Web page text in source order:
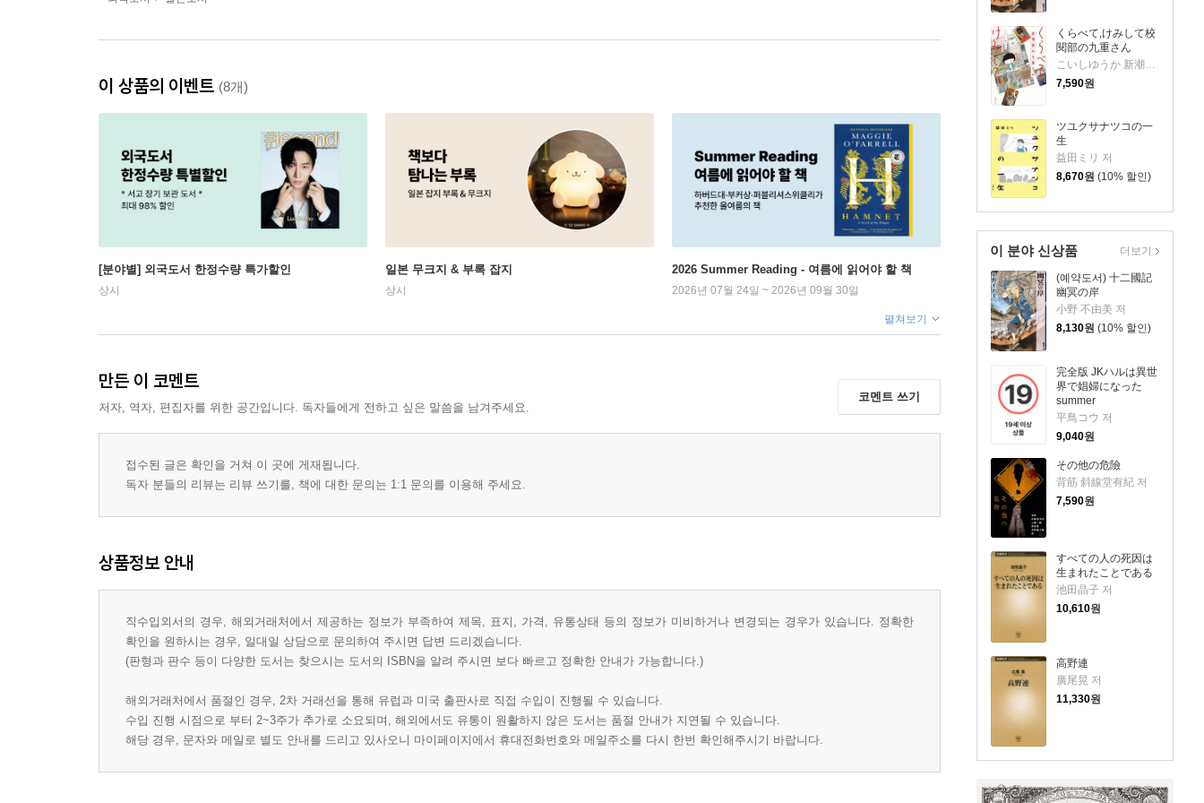
くらべて,けみして校
閱部の九重さん
7,590원
ツユクサナツコの一
生
益田ミリ 저
8,670원 (10% 할인)
이 분야 신상품
(예약도서) 十二國記
幽冥の岸
小野 不由美 저
8,130원 (10% 할인)
完全版 JKハルは異世
界で娼婦になった
summer
平鳥コウ 저
9,040원
その他の危險
背筋 斜線堂有紀 저
7,590원
すべての人の死因は
生まれたことである
池田晶子 저
10,610원
高野連
廣尾晃 저
11,330원
더보기
이 상품의 이벤트 (8개)
[분야별] 외국도서 한정수량 특가할인
상시
일본 무크지 & 부록 잡지
상시
2026 Summer Reading - 여름에 읽어야 할 책
2026년 07월 24일 ~ 2026년 09월 30일
펼쳐보기
만든 이 코멘트
저자, 역자, 편집자를 위한 공간입니다. 독자들에게 전하고 싶은 말씀을 남겨주세요.
코멘트 쓰기
접수된 글은 확인을 거쳐 이 곳에 게재됩니다.
독자 분들의 리뷰는 리뷰 쓰기를, 책에 대한 문의는 1:1 문의를 이용해 주세요.
상품정보 안내
직수입외서의 경우, 해외거래처에서 제공하는 정보가 부족하여 제목, 표지, 가격, 유통상태 등의 정보가 미비하거나 변경되는 경우가 있습니다. 정확한
확인을 원하시는 경우, 일대일 상담으로 문의하여 주시면 답변 드리겠습니다.
(판형과 판수 등이 다양한 도서는 찾으시는 도서의 ISBN을 알려 주시면 보다 빠르고 정확한 안내가 가능합니다.)
해외거래처에서 품절인 경우, 2차 거래선을 통해 유럽과 미국 출판사로 직접 수입이 진행될 수 있습니다.
수입 진행 시점으로 부터 2~3주가 추가로 소요되며, 해외에서도 유통이 원활하지 않은 도서는 품절 안내가 지연될 수 있습니다.
해당 경우, 문자와 메일로 별도 안내를 드리고 있사오니 마이페이지에서 휴대전화번호와 메일주소를 다시 한번 확인해주시기 바랍니다.